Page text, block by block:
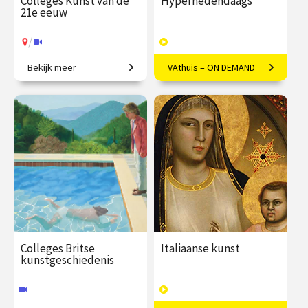
21e eeuw
/
Van penseelstreek tot pixel
€ 345.00
vanaf 25
jan.
/ Op locatie of online
Bekijk meer
Kunst in de eenentwintigste
eeuw
€ 169.00
40
afleveringen
Speeltijd 12 uur
VAthuis
VAthuis – ON DEMAND
Colleges Britse
kunstgeschiedenis
Italiaanse kunst